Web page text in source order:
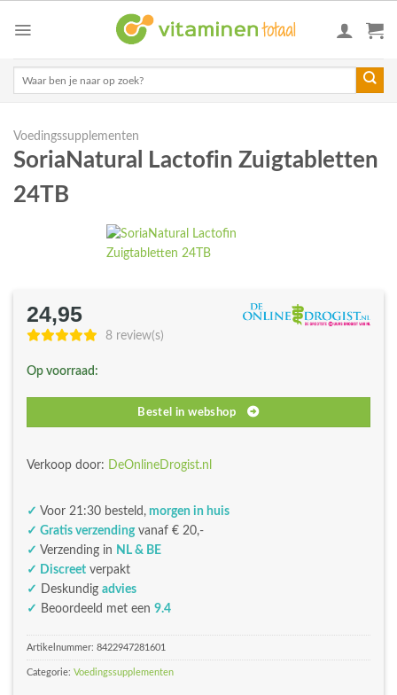
Voedingssupplementen
SoriaNatural Lactofin Zuigtabletten
24TB
24,95
8 review(s)
Op voorraad:
Bestel in webshop
Verkoop door: DeOnlineDrogist.nl
✓ Voor 21:30 besteld, morgen in huis
✓ Gratis verzendingvanaf € 20,-
✓ Verzending in NL & BE
✓ Discreet verpakt
✓
Deskundig advies
✓ Beoordeeld met een 9.4
Artikelnummer: 8422947281601
Categorie: Voedingssupplementen